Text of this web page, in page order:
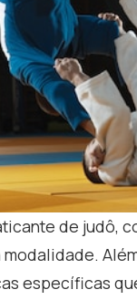
de judô,
específicas